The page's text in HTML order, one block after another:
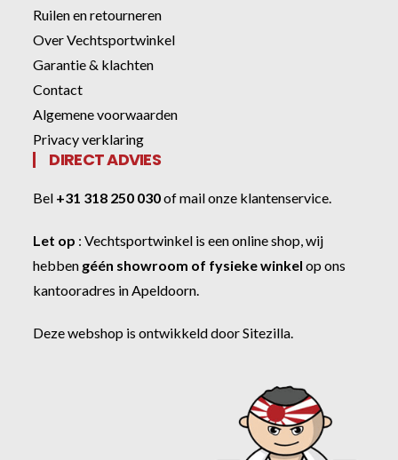
Ruilen en retourneren
Over Vechtsportwinkel
Garantie & klachten
Contact
Algemene voorwaarden
Privacy verklaring
DIRECT ADVIES
Bel +31 318 250 030ofmail onze klantenservice
Let op :Vechtsportwinkel is een online shop, wij
hebben géén showroom of fysieke winkel op ons
kantooradres in Apeldoorn.
Deze webshop is ontwikkeld doorSitezilla